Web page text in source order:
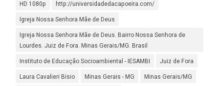
HD 1080p http://universidadedacapoeira.com/
Igreja Nossa Senhora Mãe de Deus
Igreja Nossa Senhora Mãe de Deus. Bairro Nossa Senhora de
Lourdes. Juiz de Fora. Minas Gerais/MG. Brasil
Instituto de Educação Socioambiental - IESAMBI Juiz de Fora
Laura Cavalieri Bisio Minas Gerais - MG Minas Gerais/MG